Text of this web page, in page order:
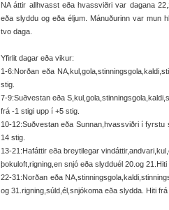
NA áttir allhvasst eða hvassviðri var dagana
eða slyddu og eða éljum. Mánuðurinn var mun
tvo daga.
Yfirlit dagar eða vikur:
1-6:Norðan eða
stig.
7-9:Suðvestan eða
frá -1 stigi upp í +5 stig.
10-12:Suðvestan eða Sunnan,hvassviðri í
14 stig.
13-21:Hafáttir eða breytilegar
þokuloft,rigning,en snjó eða slydduél 20.og 21.Hiti
22-31:Norðan eða
og 31.rigning,súld,él,snjókoma eða slydda. Hiti